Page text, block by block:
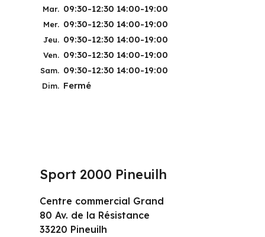
Mar. 09:30-12:30 14:00-19:00
Mer. 09:30-12:30 14:00-19:00
Jeu. 09:30-12:30 14:00-19:00
Ven. 09:30-12:30 14:00-19:00
Sam. 09:30-12:30 14:00-19:00
Dim. Fermé
Sport 2000 Pineuilh
Centre commercial Grand
80 Av. de la Résistance
33220 Pineuilh